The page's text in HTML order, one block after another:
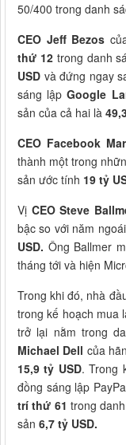
50/400 trong danh
CEO Jeff Bezos
thứ 12trong danh
USD và đứng ngay
sáng lậpGoogle
sản của cả hai là
CEO Facebook
thành một trong
sản ước tính 19 tỷ
Vị CEO Steve
bậc so với năm
USD. Ông Ballmer
tháng tới và hiện
Trong khi đó, nhà
trong kế hoạch mua
trở lại nằm trong
Michael Dell của
15,9 tỷ USD. Trong
đồng sáng lập
trí thứ 61 trong
sản 6,7 tỷ USD.